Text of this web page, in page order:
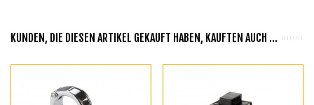
KUNDEN, DIE DIESEN ARTIKEL GEKAUFT HABEN, KAUFTEN AUCH ...